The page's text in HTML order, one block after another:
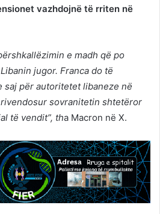
vazhdojnë të rriten në
e madh që po
jugor. Franca do të
saj për autoritetet libaneze në
sovranitetin shtetëror
të vendit”, tha Macron në X.